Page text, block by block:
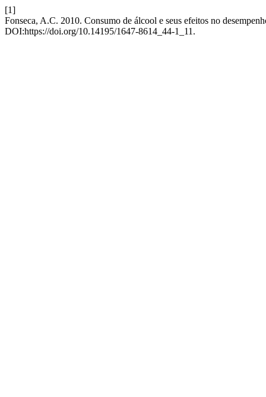
[1]
Fonseca, A.C. 2010. Consumo de álcool e seus efeitos no
DOI:https://doi.org/10.14195/1647-8614_44-1_11.